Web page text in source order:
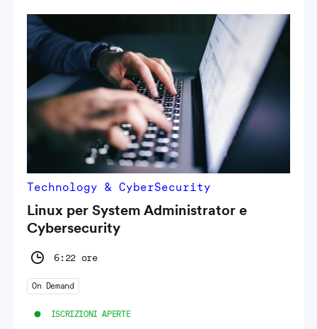
Technology & CyberSecurity
Linux per System Administrator e
Cybersecurity
6:22 ore
On Demand
ISCRIZIONI APERTE